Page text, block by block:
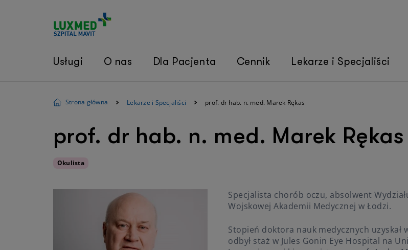
Usługi O nas Dla Pacjenta Cennik Lekarze i Specjaliści
Strona główna Lekarze i Specjaliści prof. dr hab. n. med. Marek Rękas
prof. dr hab. n. med. Marek Rękas
Okulista
Specjalista chorób oczu, absolwent
Wojskowej Akademii Medycznej w Łodzi.
Stopień doktora nauk medycznych uzyskał
odbył staż w Jules Gonin Eye Hospital na